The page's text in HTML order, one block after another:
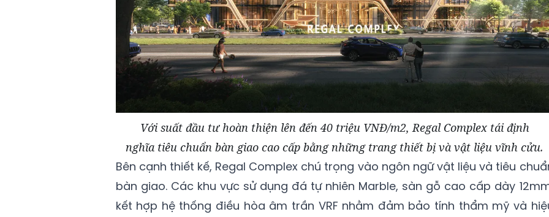
Với suất đầu tư hoàn thiện lên đến 40 triệu VNĐ/m2, Regal Complex tái định
nghĩa tiêu chuẩn bàn giao cao cấp bằng những trang thiết bị và vật liệu vĩnh cửu.
Bên cạnh thiết kế, Regal Complex chú trọng vào ngôn ngữ vật liệu và tiêu
bàn giao. Các khu vực sử dụng đá tự nhiên Marble, sàn gỗ cao cấp dày
kết hợp hệ thống điều hòa âm trần VRF nhằm đảm bảo tính thẩm mỹ và